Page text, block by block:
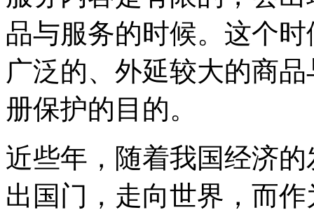
品与服务的时候。这个
广泛的、外延较大的商
册保护的目的。
近些年，随着我国经济
出国门，走向世界，而